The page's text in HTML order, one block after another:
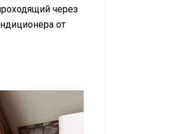
через
от